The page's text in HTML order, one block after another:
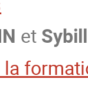
et
la